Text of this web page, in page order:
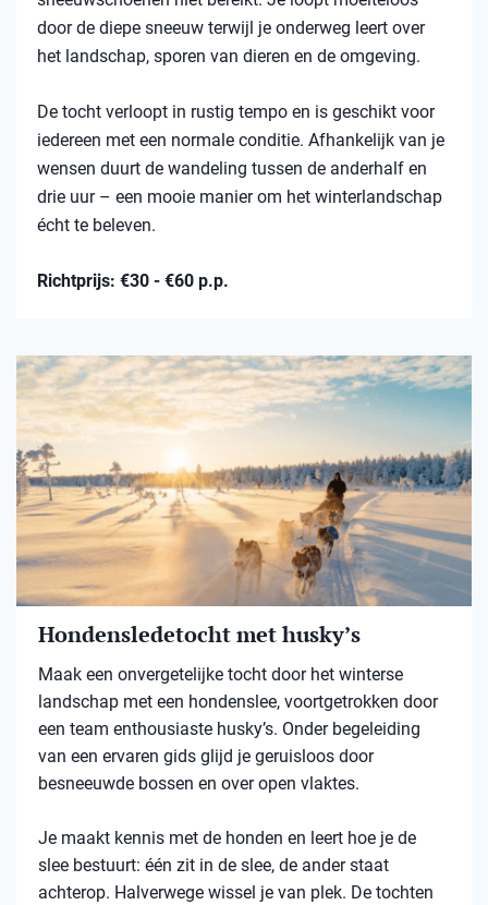
door de diepe sneeuw terwijl je onderweg leert over
het landschap, sporen van dieren en de omgeving.
De tocht verloopt in rustig tempo en is geschikt voor
iedereen met een normale conditie. Afhankelijk van je
wensen duurt de wandeling tussen de anderhalf en
drie uur – een mooie manier om het winterlandschap
écht te beleven.
Richtprijs: €30 - €60 p.p.
Hondensledetocht met husky’s
Maak een onvergetelijke tocht door het winterse
landschap met een hondenslee, voortgetrokken door
een team enthousiaste husky’s. Onder begeleiding
van een ervaren gids glijd je geruisloos door
besneeuwde bossen en over open vlaktes.
Je maakt kennis met de honden en leert hoe je de
slee bestuurt: één zit in de slee, de ander staat
achterop. Halverwege wissel je van plek. De tochten